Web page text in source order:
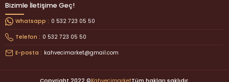
Bizimle İletişime Geç!
Whatsapp : 0 532 723 05 50
Telefon : 0 532 723 05 50
E-posta : kahvecimarket@gmail.com